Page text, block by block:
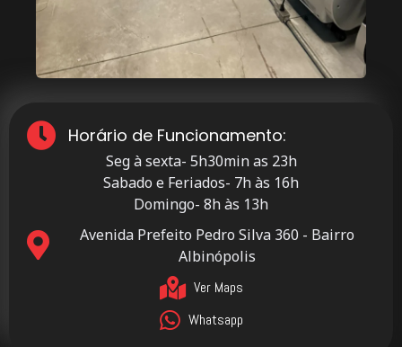
Horário de Funcionamento:
Seg à sexta- 5h30min as 23h
Sabado e Feriados- 7h às 16h
Domingo- 8h às 13h
Avenida Prefeito Pedro Silva 360 - Bairro
Albinópolis
Ver Maps
Whatsapp